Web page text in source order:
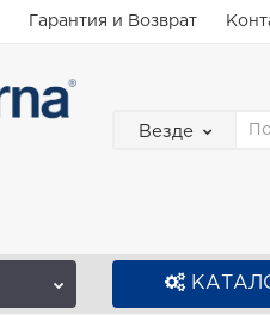
Гарантия и Возврат
Везде